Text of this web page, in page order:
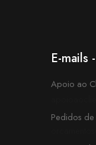
E-mails
Apoio ao
Pedidos